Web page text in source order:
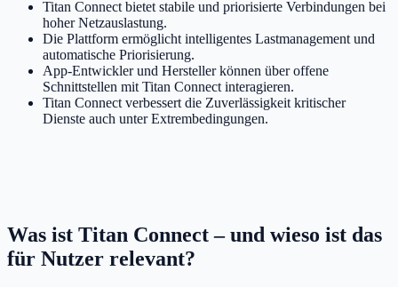
Titan Connect bietet stabile und priorisierte Verbindungen bei
hoher Netzauslastung.
Die Plattform ermöglicht intelligentes Lastmanagement und
automatische Priorisierung.
App-Entwickler und Hersteller können über offene
Schnittstellen mit Titan Connect interagieren.
Titan Connect verbessert die Zuverlässigkeit kritischer
Dienste auch unter Extrembedingungen.
Was ist Titan Connect – und wieso ist das
für Nutzer relevant?